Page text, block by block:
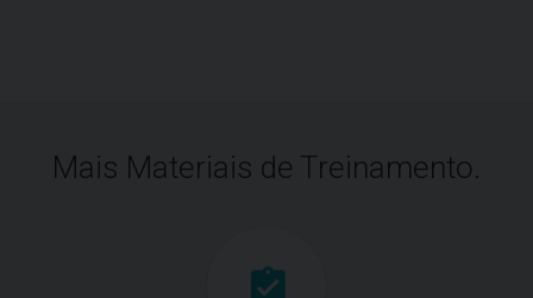
Mais Materiais de Treinamento.